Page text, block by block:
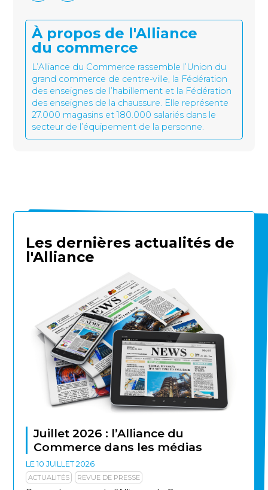
À propos de l'Alliance
du commerce
L’Alliance du Commerce rassemble l’Union du
grand commerce de centre-ville, la Fédération
des enseignes de l’habillement et la Fédération
des enseignes de la chaussure. Elle représente
27.000 magasins et 180.000 salariés dans le
secteur de l’équipement de la personne.
Les dernières actualités de
l'Alliance
Juillet 2026 : l’Alliance du
Commerce dans les médias
LE 10 JUILLET 2026
ACTUALITÉS REVUE DE PRESSE